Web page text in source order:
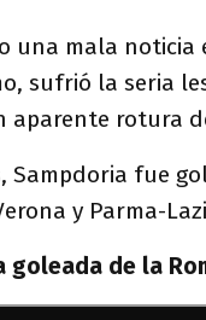
una mala noticia
sufrió la seria
aparente rotura
Sampdoria fue
y Parma-
de la